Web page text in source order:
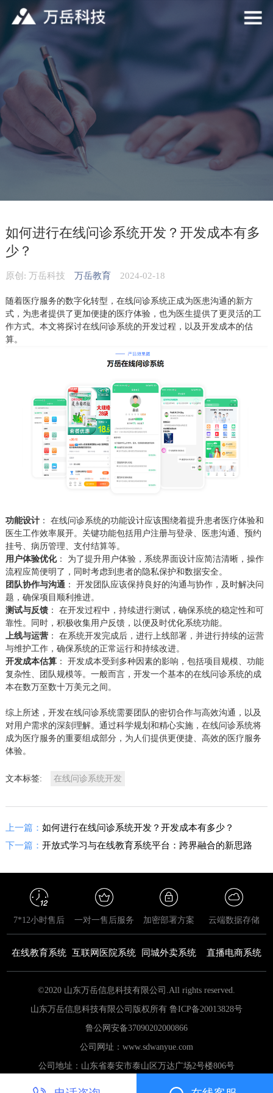
如何进行在线问诊系统开发？开发成本有多
少？
原创: 万岳科技 万岳教育2024-02-18
随着医疗服务的数字化转型，在线问诊系统正成为医患沟通的新方
式，为患者提供了更加便捷的医疗体验，也为医生提供了更灵活的工
作方式。本文将探讨在线问诊系统的开发过程，以及开发成本的估
算。
功能设计： 在线问诊系统的功能设计应该围绕着提升患者医疗体验和
医生工作效率展开。关键功能包括用户注册与登录、医患沟通、预约
挂号、病历管理、支付结算等。
用户体验优化： 为了提升用户体验，系统界面设计应简洁清晰，操作
流程应简便明了，同时考虑到患者的隐私保护和数据安全。
团队协作与沟通 ： 开发团队应该保持良好的沟通与协作，及时解决问
题，确保项目顺利推进。
测试与反馈： 在开发过程中，持续进行测试，确保系统的稳定性和可
靠性。同时，积极收集用户反馈，以便及时优化系统功能。
上线与运营： 在系统开发完成后，进行上线部署，并进行持续的运营
与维护工作，确保系统的正常运行和持续改进。
开发成本估算： 开发成本受到多种因素的影响，包括项目规模、功能
复杂性、团队规模等。一般而言，开发一个基本的在线问诊系统的成
本在数万至数十万美元之间。
综上所述，开发在线问诊系统需要团队的密切合作与高效沟通，以及
对用户需求的深刻理解。通过科学规划和精心实施，在线问诊系统将
成为医疗服务的重要组成部分，为人们提供更便捷、高效的医疗服务
体验。
文本标签: 在线问诊系统开发
上一篇： 如何进行在线问诊系统开发？开发成本有多少？
下一篇： 开放式学习与在线教育系统平台：跨界融合的新思路
7*12小时售后 一对一售后服务 加密部署方案 云端数据存储
在线教育系统 互联网医院系统 同城外卖系统 直播电商系统
©2020 山东万岳信息科技有限公司.All rights reserved.
山东万岳信息科技有限公司版权所有 鲁ICP备20013828号
鲁公网安备37090202000866
公司网址：www.sdwanyue.com
公司地址：山东省泰安市泰山区万达广场2号楼806号